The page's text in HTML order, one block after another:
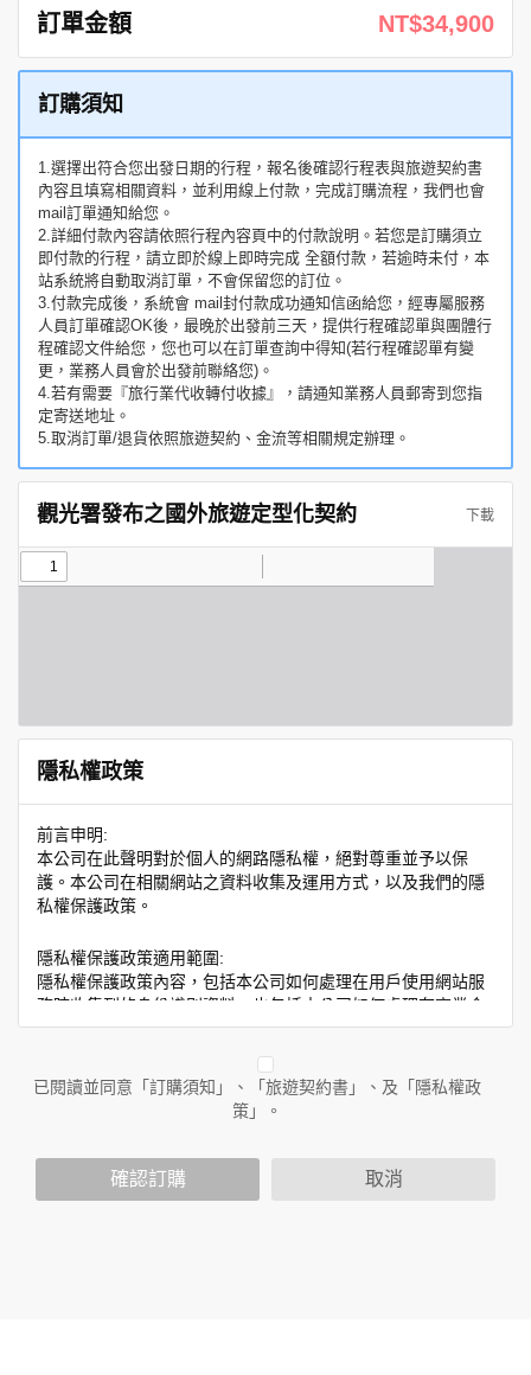
訂單金額 NT$34,900
訂購須知
1.選擇出符合您出發日期的行程，報名後確認行程表與旅遊契約書
內容且填寫相關資料，並利用線上付款，完成訂購流程，我們也會
mail訂單通知給您。
2.詳細付款內容請依照行程內容頁中的付款說明。若您是訂購須立
即付款的行程，請立即於線上即時完成 全額付款，若逾時未付，本
站系統將自動取消訂單，不會保留您的訂位。
3.付款完成後，系統會 mail封付款成功通知信函給您，經專屬服務
人員訂單確認OK後，最晚於出發前三天，提供行程確認單與團體行
程確認文件給您，您也可以在訂單查詢中得知(若行程確認單有變
更，業務人員會於出發前聯絡您)。
4.若有需要『旅行業代收轉付收據』，請通知業務人員郵寄到您指
定寄送地址。
5.取消訂單/退貨依照旅遊契約、金流等相關規定辦理。
觀光署發布之國外旅遊定型化契約 下載
隱私權政策
前言申明:
本公司在此聲明對於個人的網路隱私權，絕對尊重並予以保
護。本公司在相關網站之資料收集及運用方式，以及我們的隱
私權保護政策。
隱私權保護政策適用範圍:
隱私權保護政策內容，包括本公司如何處理在用戶使用網站服
務時收集到的身份識別資料，也包括本公司如何處理在商業合
作與本公司合作時分享的任何身份識別資料。隱私權保護政策
人員。例如您透過本公司旗下網站上的廣告廠商連結，這些置
放連結的廠商也可能蒐集您個人的資料。對於您主動提供的個
人資訊，這些廣告廠商或連結網站有其個別的隱私權保護政
您個人在本網站上的聊天室或討論區中任意公開個人資料的行
已閱讀並同意「訂購須知」、「旅遊契約書」、及「隱私權政
策」。
確認訂購 取消